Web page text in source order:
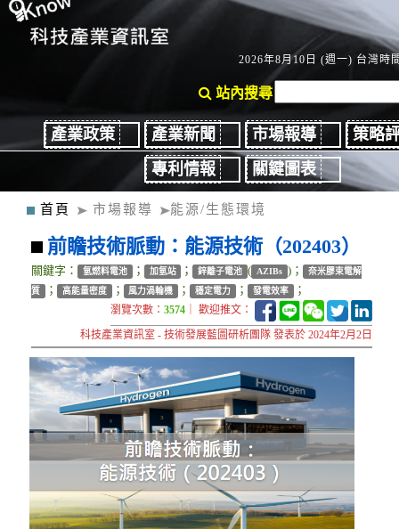
2026年8月10日 (週一) 台灣時
站內搜尋
產業政策 產業新聞 市場報導
策略
專利情報
關鍵圖表
首頁 市場報導 能源/生態環境
前瞻技術脈動：能源技術（202403）
關鍵字： 氫燃料電池 ； 加氫站 ； 鋅離子電池 ( AZIBs )；
奈米膠束電解
質 ； 高能量密度 ； 風力渦輪機 ； 穩定電力 ； 發電效率 ；
瀏覽次數：3574 ｜ 歡迎推文：
科技產業資訊室 - 技術發展藍圖研析團隊 發表於 2024年2月2日